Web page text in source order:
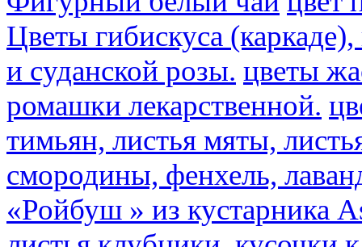
Цветы гибискуса
и суданской розы. цветы
ромашки лекарственной.
тимьян, листья мяты,
смородины, фенхель,
«Ройбуш » из кустарника